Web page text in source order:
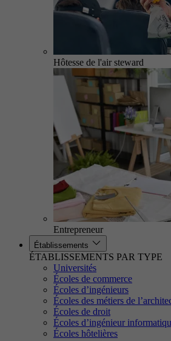
Hôtesse de l'air steward
Entrepreneur
Établissements
ÉTABLISSEMENTS PAR TYPE
Universités
Écoles de commerce
Écoles d’ingénieurs
Écoles des métiers de
Écoles de droit
Écoles d’ingénieur
Écoles hôtelières